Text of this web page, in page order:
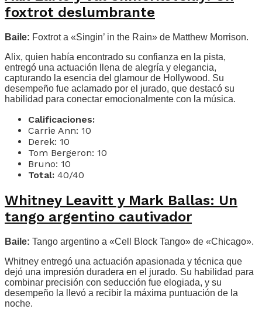
foxtrot deslumbrante
Baile: Foxtrot a «Singin’ in the Rain» de Matthew Morrison.
Alix, quien había encontrado su confianza en la pista,
entregó una actuación llena de alegría y elegancia,
capturando la esencia del glamour de Hollywood. Su
desempeño fue aclamado por el jurado, que destacó su
habilidad para conectar emocionalmente con la música.
Calificaciones:
Carrie Ann: 10
Derek: 10
Tom Bergeron: 10
Bruno: 10
Total: 40/40
Whitney Leavitt y Mark Ballas: Un
tango argentino cautivador
Baile: Tango argentino a «Cell Block Tango» de «Chicago».
Whitney entregó una actuación apasionada y técnica que
dejó una impresión duradera en el jurado. Su habilidad para
combinar precisión con seducción fue elogiada, y su
desempeño la llevó a recibir la máxima puntuación de la
noche.